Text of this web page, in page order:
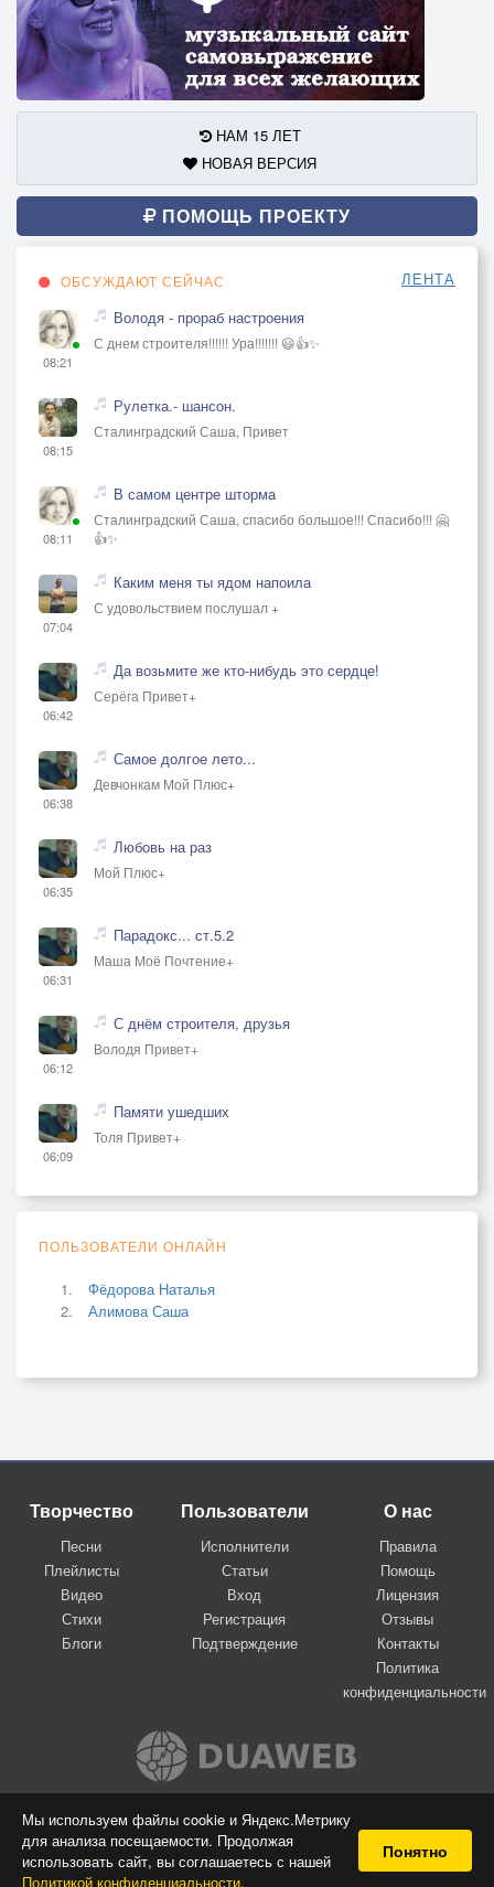
Мы используем файлы cookie и Яндекс.Метрику
для анализа посещаемости. Продолжая
использовать сайт, вы соглашаетесь с нашей
Политикой конфиденциальности.
Понятно
НАМ 15 ЛЕТ
НОВАЯ ВЕРСИЯ
ПОМОЩЬ ПРОЕКТУ
ОБСУЖДАЮТ СЕЙЧАС ЛЕНТА
08:21
Володя - прораб настроения
С днем строителя!!!!!! Ура!!!!!!! 😃👍✨
08:15
Рулетка.- шансон.
Сталинградский Саша, Привет
08:11
В самом центре шторма
Сталинградский Саша, спасибо большое!!! Спасибо!!! 🤗
👍✨
07:04
Каким меня ты ядом напоила
С удовольствием послушал +
06:42
Да возьмите же кто-нибудь это сердце!
Серёга Привет+
06:38
Самое долгое лето...
Девчонкам Мой Плюс+
06:35
Любовь на раз
Мой Плюс+
06:31
Парадокс... ст.5.2
Маша Моё Почтение+
06:12
С днём строителя, друзья
Володя Привет+
06:09
Памяти ушедших
Толя Привет+
ПОЛЬЗОВАТЕЛИ ОНЛАЙН
Фёдорова Наталья
Алимова Саша
Творчество
Песни
Плейлисты
Видео
Стихи
Блоги
Пользователи
Исполнители
Статьи
Вход
Регистрация
Подтверждение
О нас
Правила
Помощь
Лицензия
Отзывы
Контакты
Политика
конфиденциальности
Вконтакте
© 2009-2026 Я-пою
Музыкальный сайт самовыражения